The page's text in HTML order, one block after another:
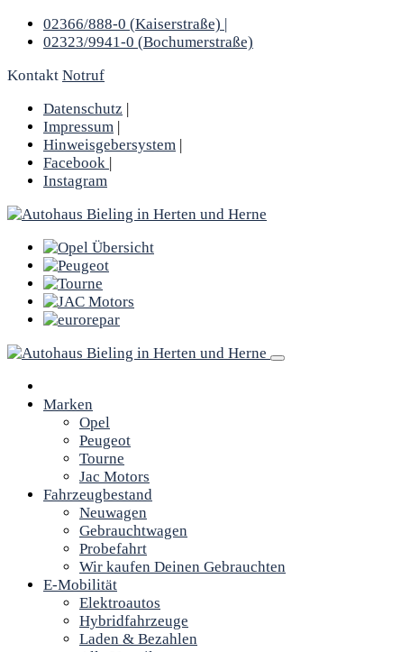
02366/888-0 (Kaiserstraße) |
02323/9941-0 (Bochumerstraße)
Kontakt Notruf
Datenschutz |
Impressum |
Hinweisgebersystem |
Facebook |
Instagram
Marken
Opel
Peugeot
Tourne
Jac Motors
Fahrzeugbestand
Neuwagen
Gebrauchtwagen
Probefahrt
Wir kaufen Deinen Gebrauchten
E-Mobilität
Elektroautos
Hybridfahrzeuge
Laden & Bezahlen